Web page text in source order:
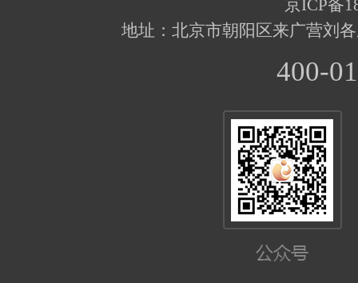
京ICP备
地址：北京市朝阳区来广营刘
400-